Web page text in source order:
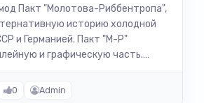
Пакт "Молотова-Риббентропа",
историю холодной
и Германией. Пакт "М-Р"
и графическую часть.
0 Admin